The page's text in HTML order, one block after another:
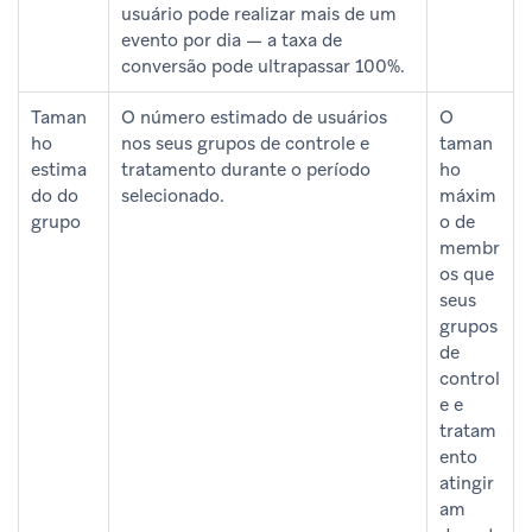
usuário pode realizar mais de um
evento por dia — a taxa de
conversão pode ultrapassar 100%.
Taman
ho
estima
do do
grupo
O número estimado de usuários
nos seus grupos de controle e
tratamento durante o período
selecionado.
O
taman
ho
máxim
o de
membr
os que
seus
grupos
de
control
e e
tratam
ento
atingir
am